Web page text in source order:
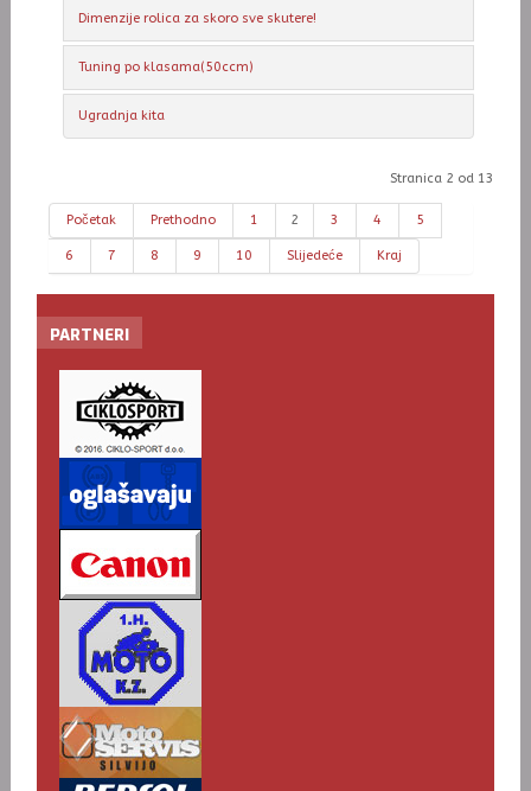
Dimenzije rolica za skoro sve skutere!
Tuning po klasama(50ccm)
Ugradnja kita
Stranica 2 od 13
Početak Prethodno 1 2 3 4 5
6 7 8 9 10 Slijedeće Kraj
PARTNERI